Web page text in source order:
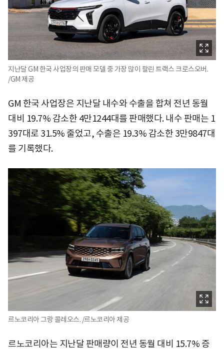
지난달 GM 한국 사업장의 판매 모델 중 가장 많이 팔린 트랙스 크로스오버.
/GM 제공
GM 한국 사업장은 지난달 내수와 수출을 합쳐 전년 동월
대비 19.7% 감소한 4만1244대를 판매했다. 내수 판매는 1
397대로 31.5% 줄었고, 수출은 19.3% 감소한 3만9847대
를 기록했다.
르노코리아 그랑 콜레오스. /르노코리아 제공
르노코리아는 지난달 판매량이 전년 동월 대비 15.7% 증